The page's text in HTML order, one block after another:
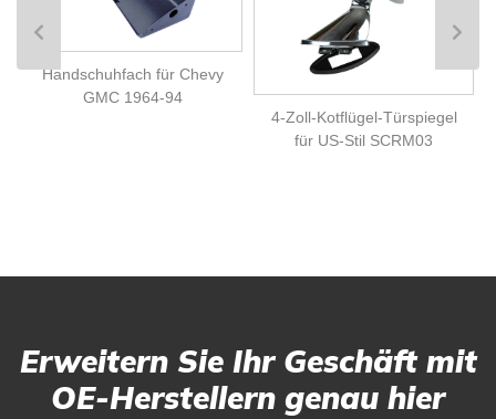
Handschuhfach für Chevy
GMC 1964-94
4-Zoll-Kotflügel-Türspiegel
für US-Stil SCRM03
Erweitern Sie Ihr Geschäft mit
OE-Herstellern genau hier